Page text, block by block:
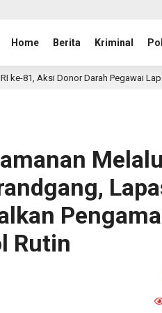
Home Berita Kriminal
Lapas Banyuwangi Bantu
Rutin